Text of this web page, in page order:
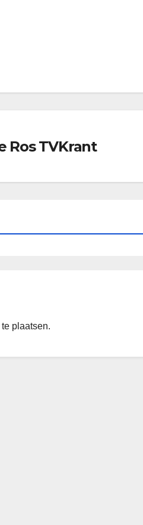
Ros TVKrant
plaatsen.